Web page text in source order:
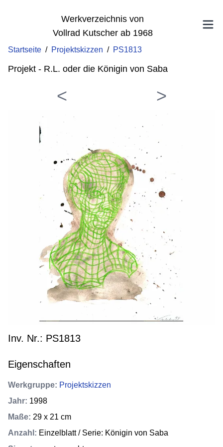
Werkverzeichnis von
Vollrad Kutscher ab 1968
Startseite / Projektskizzen / PS1813
Projekt - R.L. oder die Königin von Saba
Inv. Nr.: PS1813
Eigenschaften
Werkgruppe: Projektskizzen
Jahr: 1998
Maße: 29 x 21 cm
Anzahl : Einzelblatt / Serie: Königin von Saba
< >